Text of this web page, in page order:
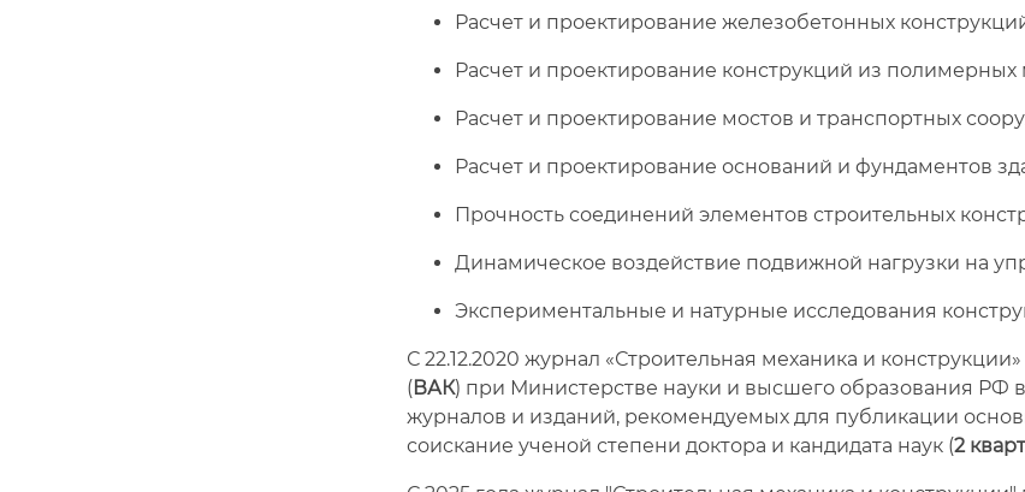
Расчет и проектирование железобетонных
Расчет и проектирование конструкций из полимерных
Расчет и проектирование мостов и транспортных
Расчет и проектирование оснований и фундаментов
Прочность соединений элементов строительных
Динамическое воздействие подвижной нагрузки на
Экспериментальные и натурные исследования
С 22.12.2020 журнал «Строительная механика и
(ВАК) при Министерстве науки и высшего образования РФ
журналов и изданий, рекомендуемых для публикации
соискание ученой степени доктора и кандидата наук (2